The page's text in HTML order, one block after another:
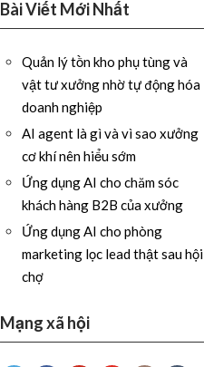
Bài Viết Mới Nhất
Quản lý tồn kho phụ tùng và
vật tư xưởng nhờ tự động hóa
doanh nghiệp
AI agent là gì và vì sao xưởng
cơ khí nên hiểu sớm
Ứng dụng AI cho chăm sóc
khách hàng B2B của xưởng
Ứng dụng AI cho phòng
marketing lọc lead thật sau hội
chợ
Mạng xã hội